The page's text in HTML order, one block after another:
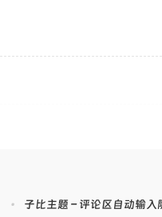
•
子比主题 – 评论区自动输入